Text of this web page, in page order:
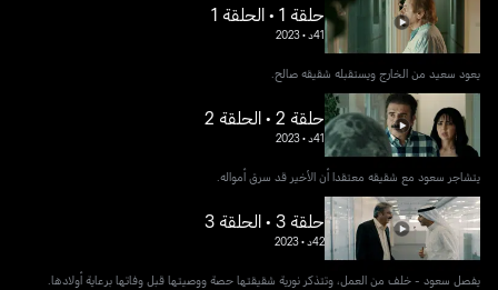
حلقة 1 • الحلقة 1
41د •
2023
يعود سعيد من الخارج ويستقبله شقيقه صالح.
حلقة 2 • الحلقة 2
41د •
2023
يتشاجر سعود مع شقيقه معتقدا أن الأخير قد سرق أمواله.
حلقة 3 • الحلقة 3
42د •
2023
يفصل سعود - خلف من العمل، وتتذكر نورية شقيقتها حصة ووصيتها قبل وفاتها برعاية أولادها.